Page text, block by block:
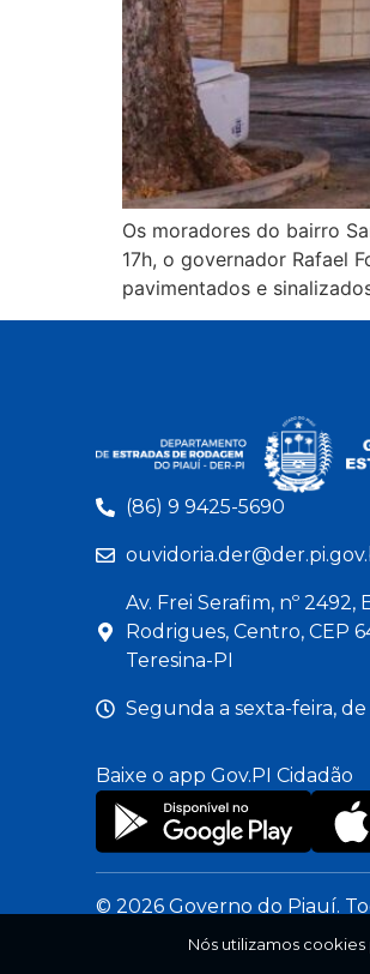
Os moradores do bairro
17h, o governador Rafael
pavimentados e
(86) 9 9425-5690
Av. Frei Serafim, nº 2492,
Rodrigues, Centro, CEP
Teresina-PI
Segunda a sexta-feira,
Baixe o app Gov.PI Cidadão
© 2026 Governo do Piauí.
Nós utilizamos